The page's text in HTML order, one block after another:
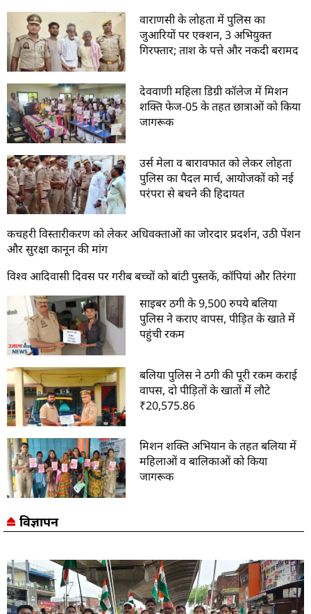
वाराणसी के लोहता में पुलिस का
जुआरियों पर एक्शन, 3 अभियुक्त
गिरफ्तार; ताश के पत्ते और नकदी बरामद
देववाणी महिला डिग्री कॉलेज में मिशन
शक्ति फेज-05 के तहत छात्राओं को किया
जागरूक
उर्स मेला व बारावफात को लेकर लोहता
पुलिस का पैदल मार्च, आयोजकों को नई
परंपरा से बचने की हिदायत
कचहरी विस्तारीकरण को लेकर अधिवक्ताओं का जोरदार प्रदर्शन, उठी पेंशन
और सुरक्षा कानून की मांग
विश्व आदिवासी दिवस पर गरीब बच्चों को बांटी पुस्तकें, कॉपियां और तिरंगा
साइबर ठगी के 9,500 रुपये बलिया
पुलिस ने कराए वापस, पीड़ित के खाते में
पहुंची रकम
बलिया पुलिस ने ठगी की पूरी रकम कराई
वापस, दो पीड़ितों के खातों में लौटे
₹20,575.86
मिशन शक्ति अभियान के तहत बलिया में
महिलाओं व बालिकाओं को किया
जागरूक
विज्ञापन